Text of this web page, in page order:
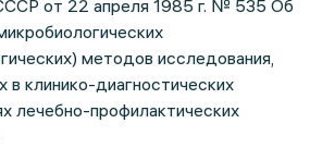
от 22 апреля 1985 г. № 535 Об
методов исследования,
в клинико-диагностических
лечебно-профилактических